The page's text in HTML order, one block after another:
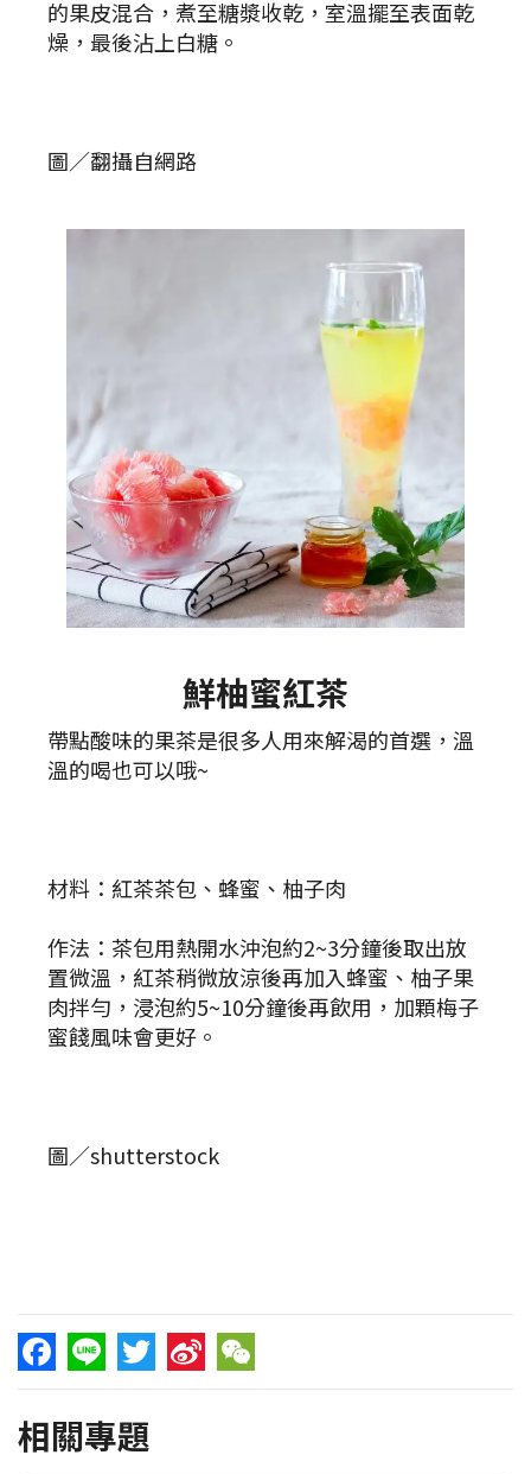
的果皮混合，煮至糖漿收乾，室溫擺至表面乾
燥，最後沾上白糖。
圖／翻攝自網路
鮮柚蜜紅茶
帶點酸味的果茶是很多人用來解渴的首選，溫
溫的喝也可以哦~
材料：紅茶茶包、蜂蜜、柚子肉
作法：茶包用熱開水沖泡約2~3分鐘後取出放
置微溫，紅茶稍微放涼後再加入蜂蜜、柚子果
肉拌勻，浸泡約5~10分鐘後再飲用，加顆梅子
蜜餞風味會更好。
圖／shutterstock
Facebook
Line TwitterSina WeChat
相關專題